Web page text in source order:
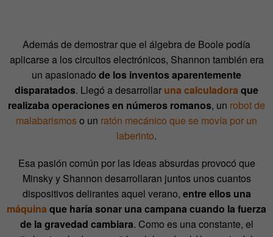
Además de demostrar que el álgebra de Boole podía
aplicarse a los circuitos electrónicos, Shannon también era
un apasionado de los inventos aparentemente
disparatados. Llegó a desarrollar una calculadora que
realizaba operaciones en números romanos, un robot de
malabarismoso un ratón mecánico que se movía por un
laberinto.
Esa pasión común por las ideas absurdas provocó que
Minsky y Shannon desarrollaran juntos unos cuantos
dispositivos delirantes aquel verano, entre ellos una
máquina que haría sonar una campana cuando la fuerza
de la gravedad cambiara. Como es una constante, el